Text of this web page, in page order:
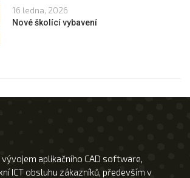
16 ledna, 2026
Nové školící vybavení
vývojem aplikačního CAD software,
ICT obsluhu zákazníků, především v